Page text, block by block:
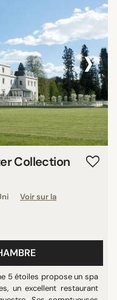
›
Collection
Voir sur la
5 étoiles propose un spa
un excellent restaurant